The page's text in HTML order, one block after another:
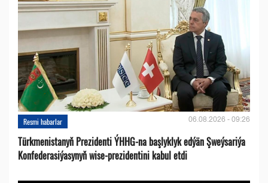
Resmi habarlar 06.08.2026 - 09:26
Türkmenistanyň Prezidenti ÝHHG-na başlyklyk edýän Şweýsariýa
Konfederasiýasynyň wise-prezidentini kabul etdi